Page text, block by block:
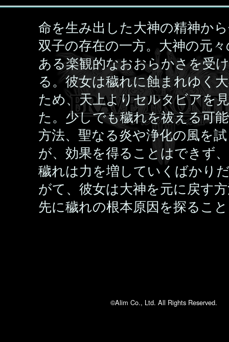
命を生み出した大神の精神か
双子の存在の一方。大神の元
ある楽観的なおおらかさを受
る。彼女は穢れに蝕まれゆく
ため、天上よりセルタビアを
た。少しでも穢れを祓える可
方法、聖なる炎や浄化の風を
が、効果を得ることはできず
穢れは力を増していくばかり
がて、彼女は大神を元に戻す
先に穢れの根本原因を探るこ
©Alim Co., Ltd. All Rights Reserved.